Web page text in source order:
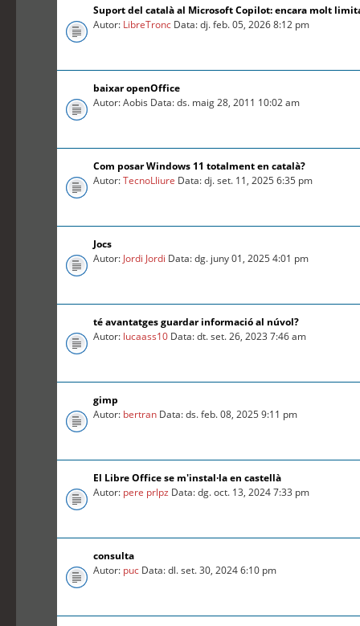
Suport del català al Microsoft Copilot: encara molt
Autor: LibreTronc Data: dj. feb. 05, 2026 8:12 pm
baixar openOffice
Autor: Aobis Data: ds. maig 28, 2011 10:02 am
Com posar Windows 11 totalment en català?
Autor:TecnoLliure Data: dj. set. 11, 2025 6:35 pm
Jocs
Autor: Jordi Jordi Data: dg. juny 01, 2025 4:01 pm
té avantatges guardar informació al núvol?
Autor: lucaass10 Data: dt. set. 26, 2023 7:46 am
gimp
Autor: bertran Data: ds. feb. 08, 2025 9:11 pm
El Libre Office se m'instal·la en castellà
Autor: pere prlpz Data: dg. oct. 13, 2024 7:33 pm
consulta
Autor: puc Data: dl. set. 30, 2024 6:10 pm